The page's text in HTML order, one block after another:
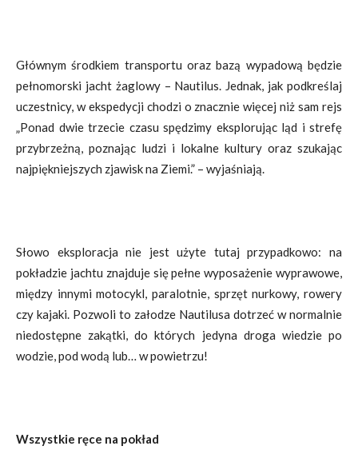
Głównym środkiem transportu oraz bazą wypadową będzie
pełnomorski jacht żaglowy – Nautilus. Jednak, jak podkreślaj
uczestnicy, w ekspedycji chodzi o znacznie więcej niż sam rejs
„Ponad dwie trzecie czasu spędzimy eksplorując ląd i strefę
przybrzeżną, poznając ludzi i lokalne kultury oraz szukając
najpiękniejszych zjawisk na Ziemi.” – wyjaśniają.
Słowo eksploracja nie jest użyte tutaj przypadkowo: na
pokładzie jachtu znajduje się pełne wyposażenie wyprawowe,
między innymi motocykl, paralotnie, sprzęt nurkowy, rowery
czy kajaki. Pozwoli to załodze Nautilusa dotrzeć w normalnie
niedostępne zakątki, do których jedyna droga wiedzie po
wodzie, pod wodą lub… w powietrzu!
Wszystkie ręce na pokład